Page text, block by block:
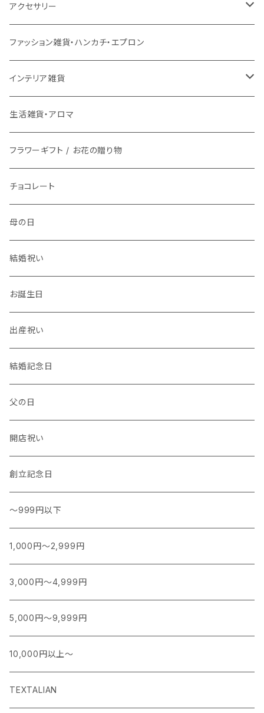
3月17日UP
2月28日UP
1月9日UP
キッチンマット
こたつ本体
こたつ布団
チェア
座椅子
スツール
インテリア雑貨
鏡・ミラー
ライト
温度計・湿度計
花瓶 / フラワーベース
傘立て
ライト
壁掛けアート / 鏡
バス用品
ファッション雑貨
メガネ / 眼鏡小物
生活雑貨
ティッシュケース
アロマ用品
アクセサリー雑貨
アクセサリー・ウォッチ収納
フラワーギフト / お花の贈り物
植物栽培キット
プリザーブドフラワー
文具
キッチン用品
携帯・スマホアクセサリー
小物
ミトン・鍋つかみ
コップ、グラス
ランチボックス / 水筒
お皿
箸置き
食器
お茶碗
お皿
紙ナプキン
カトラリー
トレー
キッチンタオル
アクセサリー
ネックレス
ピアス
ブレスレット
イヤリング
指輪
ヘアゴム
ブローチ
イヤーカフ
バングル
ファッション雑貨・ハンカチ・エプロン
インテリア雑貨
花瓶 / フラワーベース
生活雑貨・アロマ
フラワーギフト / お花の贈り物
チョコレート
母の日
結婚祝い
お誕生日
出産祝い
結婚記念日
父の日
開店祝い
創立記念日
～999円以下
1,000円～2,999円
3,000円～4,999円
5,000円～9,999円
10,000円以上～
TEXTALIAN